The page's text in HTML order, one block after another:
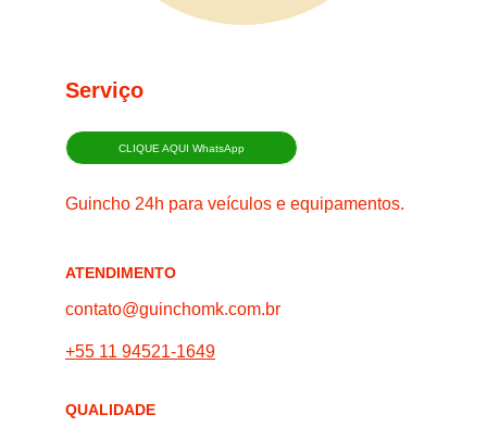
Serviço
Guincho 24h para veículos e equipamentos.
ATENDIMENTO
QUALIDADE
contato@guinchomk.com.br
+55 11 94521-1649
CLIQUE AQUI WhatsApp